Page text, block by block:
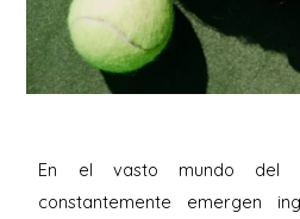
En el vasto mundo del
constantemente emergen